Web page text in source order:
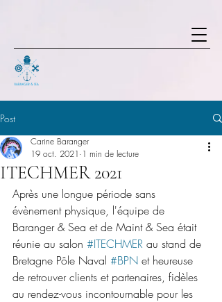
Post
ITECHMER 2021
Carine Baranger
19 oct. 2021 1 min de lecture
Après une longue période sans
évènement physique, l'équipe de
Baranger & Sea et de Maint & Sea était
réunie au salon #ITECHMER au stand de
Bretagne Pôle Naval #BPN et heureuse
de retrouver clients et partenaires, fidèles
au rendez-vous incontournable pour les